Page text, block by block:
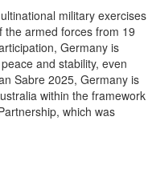
military
armed forces from 19
Germany is
and stability, even
Sabre 2025, Germany is
within the
which was